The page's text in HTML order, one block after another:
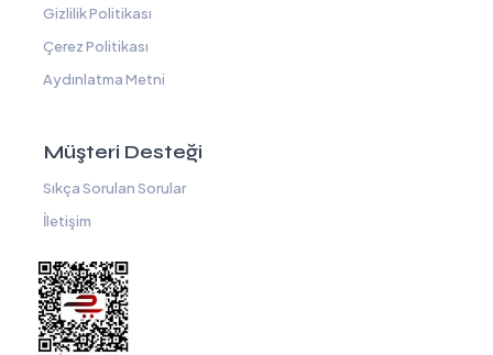
Gizlilik Politikası
Çerez Politikası
Aydınlatma Metni
Müşteri Desteği
Sıkça Sorulan Sorular
İletişim